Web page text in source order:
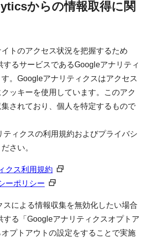
からの情報取得に関
トのアクセス状況を把握するため
するサービスであるGoogleアナリティ
。Googleアナリティクスはアクセス
ッキーを使用しています。このアク
されており、個人を特定するもので
ティクスの利用規約およびプライバシ
さい。
クス利用規約
ーポリシー
スによる情報収集を無効化したい場合
する「Googleアナリティクスオプトア
プトアウトの設定をすることで実施